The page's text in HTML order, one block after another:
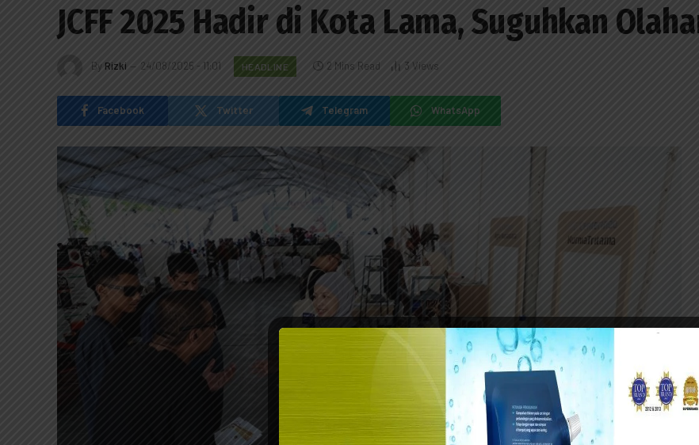
JCFF 2025 Hadir di Kota Lama, Suguhkan
By Rizki 24/08/2025 - 11:01 HEADLINE 2 Mins Read 3 Views
Facebook Twitter Telegram WhatsApp